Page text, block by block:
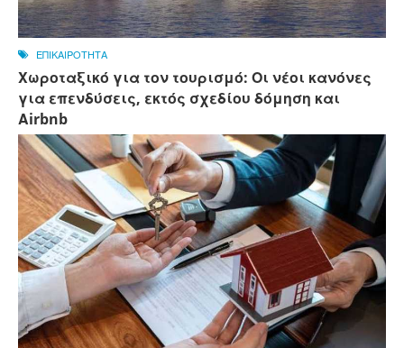
ΕΠΙΚΑΙΡΟΤΗΤΑ
Χωροταξικό για τον τουρισμό: Οι νέοι κανόνες
για επενδύσεις, εκτός σχεδίου δόμηση και
Αirbnb